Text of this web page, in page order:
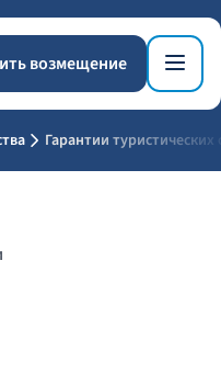
возмещение
Гарантии